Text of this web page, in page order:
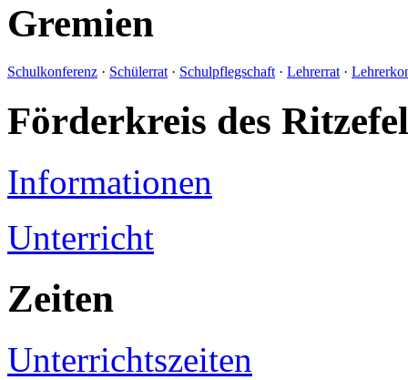
Gremien
Schulkonferenz · Schülerrat · Schulpflegschaft · Lehrerrat ·
Förderkreis des
Informationen
Unterricht
Zeiten
Unterrichtszeiten